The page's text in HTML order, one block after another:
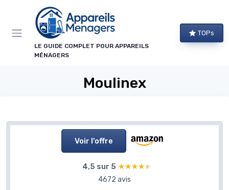
LE GUIDE COMPLET POUR APPAREILS
MÉNAGERS
TOPs
Moulinex
Voir l'offre
4,5 sur 5 ★★★★★
★★★★★
4672 avis
Panneau de gestion des cookies